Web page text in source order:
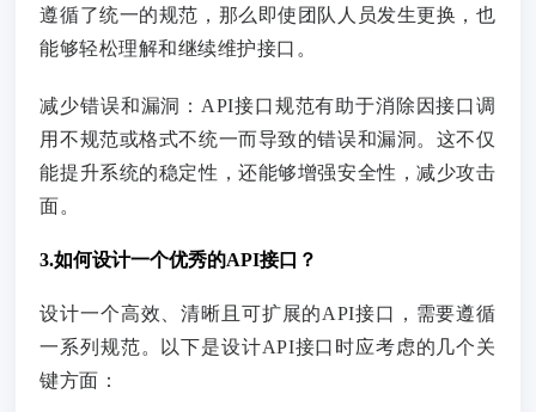
遵循了统一的规范，那么即使团队人员发生更换，也
能够轻松理解和继续维护接口。
减少错误和漏洞：API接口规范有助于消除因接口调
用不规范或格式不统一而导致的错误和漏洞。这不仅
能提升系统的稳定性，还能够增强安全性，减少攻击
面。
3.如何设计一个优秀的API接口？
设计一个高效、清晰且可扩展的API接口，需要遵循
一系列规范。以下是设计API接口时应考虑的几个关
键方面：